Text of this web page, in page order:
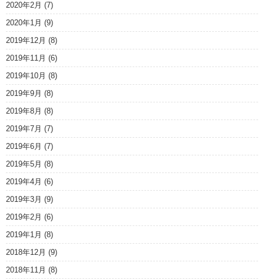
2020年2月 (7)
2020年1月 (9)
2019年12月 (8)
2019年11月 (6)
2019年10月 (8)
2019年9月 (8)
2019年8月 (8)
2019年7月 (7)
2019年6月 (7)
2019年5月 (8)
2019年4月 (6)
2019年3月 (9)
2019年2月 (6)
2019年1月 (8)
2018年12月 (9)
2018年11月 (8)